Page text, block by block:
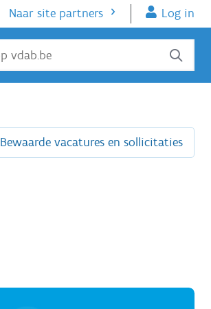
Naar site partners Log in
Bewaarde vacatures en sollicitaties